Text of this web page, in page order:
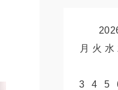
月 火 水
3
4 5